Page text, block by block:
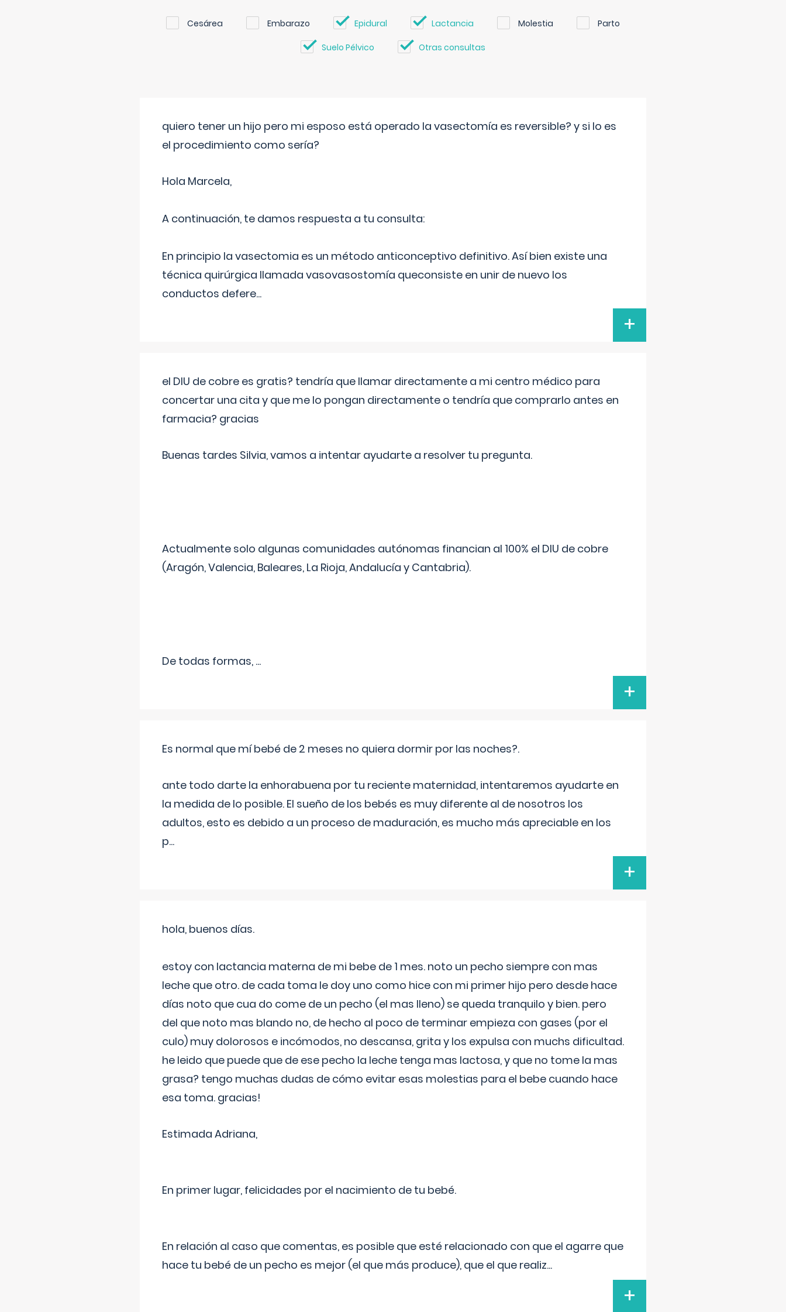
Cesárea Embarazo Epidural Lactancia Molestia Parto
Suelo Pélvico Otras consultas
quiero tener un hijo pero mi esposo está operado la vasectomía es reversible? y si lo es
el procedimiento como sería?
Hola Marcela,
A continuación, te damos respuesta a tu consulta:
En principio la vasectomia es un método anticonceptivo definitivo. Así bien existe una
técnica quirúrgica llamada vasovasostomía queconsiste en unir de nuevo los
conductos defere...
+
el DIU de cobre es gratis? tendría que llamar directamente a mi centro médico para
concertar una cita y que me lo pongan directamente o tendría que comprarlo antes en
farmacia? gracias
Buenas tardes Silvia, vamos a intentar ayudarte a resolver tu pregunta.
Actualmente solo algunas comunidades autónomas financian al 100% el DIU de cobre
(Aragón, Valencia, Baleares, La Rioja, Andalucía y Cantabria).
De todas formas, ...
+
Es normal que mí bebé de 2 meses no quiera dormir por las noches?.
ante todo darte la enhorabuena por tu reciente maternidad, intentaremos ayudarte en
la medida de lo posible. El sueño de los bebés es muy diferente al de nosotros los
adultos, esto es debido a un proceso de maduración, es mucho más apreciable en los
p...
+
hola, buenos días.
estoy con lactancia materna de mi bebe de 1 mes. noto un pecho siempre con mas
leche que otro. de cada toma le doy uno como hice con mi primer hijo pero desde hace
días noto que cua do come de un pecho (el mas lleno) se queda tranquilo y bien. pero
del que noto mas blando no, de hecho al poco de terminar empieza con gases (por el
culo) muy dolorosos e incómodos, no descansa, grita y los expulsa con muchs dificultad.
he leido que puede que de ese pecho la leche tenga mas lactosa, y que no tome la mas
grasa? tengo muchas dudas de cómo evitar esas molestias para el bebe cuando hace
esa toma. gracias!
Estimada Adriana,
En primer lugar, felicidades por el nacimiento de tu bebé.
En relación al caso que comentas, es posible que esté relacionado con que el agarre que
hace tu bebé de un pecho es mejor (el que más produce), que el que realiz...
+